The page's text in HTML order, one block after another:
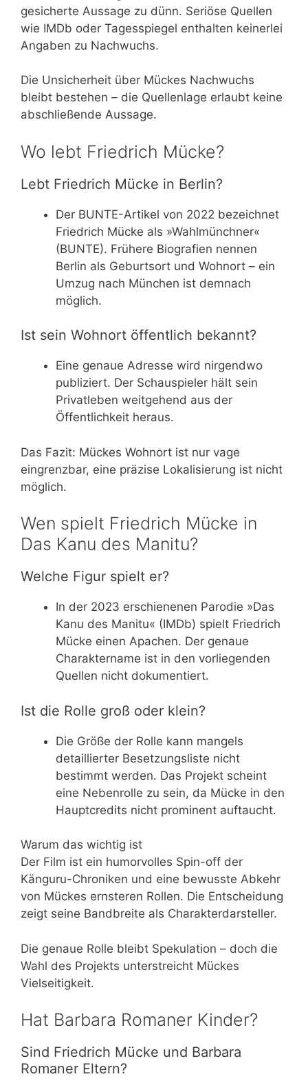
gesicherte Aussage zu dünn. Seriöse Quellen
wie IMDb oder Tagesspiegel enthalten keinerlei
Angaben zu Nachwuchs.
Die Unsicherheit über Mückes Nachwuchs
bleibt bestehen – die Quellenlage erlaubt keine
abschließende Aussage.
Wo lebt Friedrich Mücke?
Lebt Friedrich Mücke in Berlin?
Der BUNTE-Artikel von 2022 bezeichnet
Friedrich Mücke als »Wahlmünchner«
(BUNTE). Frühere Biografien nennen
Berlin als Geburtsort und Wohnort – ein
Umzug nach München ist demnach
möglich.
Ist sein Wohnort öffentlich bekannt?
Eine genaue Adresse wird nirgendwo
publiziert. Der Schauspieler hält sein
Privatleben weitgehend aus der
Öffentlichkeit heraus.
Das Fazit: Mückes Wohnort ist nur vage
eingrenzbar, eine präzise Lokalisierung ist nicht
möglich.
Wen spielt Friedrich Mücke in
Das Kanu des Manitu?
Welche Figur spielt er?
In der 2023 erschienenen Parodie »Das
Kanu des Manitu« (IMDb) spielt Friedrich
Mücke einen Apachen. Der genaue
Charaktername ist in den vorliegenden
Quellen nicht dokumentiert.
Ist die Rolle groß oder klein?
Die Größe der Rolle kann mangels
detaillierter Besetzungsliste nicht
bestimmt werden. Das Projekt scheint
eine Nebenrolle zu sein, da Mücke in den
Hauptcredits nicht prominent auftaucht.
Warum das wichtig ist
Der Film ist ein humorvolles Spin-off der
Känguru-Chroniken und eine bewusste Abkehr
von Mückes ernsteren Rollen. Die Entscheidung
zeigt seine Bandbreite als Charakterdarsteller.
Die genaue Rolle bleibt Spekulation – doch die
Wahl des Projekts unterstreicht Mückes
Vielseitigkeit.
Hat Barbara Romaner Kinder?
Sind Friedrich Mücke und Barbara
Romaner Eltern?